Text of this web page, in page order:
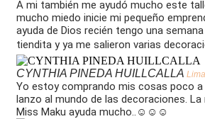
A mi también me ayudó mucho este
mucho miedo inicie mi pequeño
ayuda de Dios recién tengo una
tiendita y ya me salieron varias
CYNTHIA PINEDA HUILLCALLA
Yo estoy comprando mis cosas poco
lanzo al mundo de las decoraciones.
Miss Maku ayuda mucho..☺️☺️☺️